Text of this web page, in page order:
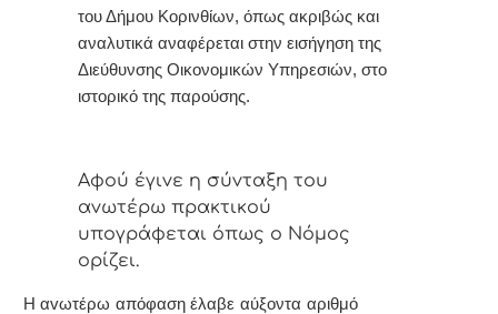
του Δήμου Κορινθίων, όπως ακριβώς και
αναλυτικά αναφέρεται στην εισήγηση της
Διεύθυνσης Οικονομικών Υπηρεσιών, στο
ιστορικό της παρούσης.
Αφoύ έγιvε η σύvταξη τoυ
αvωτέρω πρακτικoύ
υπoγράφεται όπως o Νόμoς
oρίζει.
Η αvωτέρω απόφαση έλαβε αύξοντα αριθμό